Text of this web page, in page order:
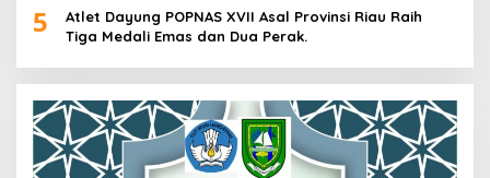
5
Atlet Dayung POPNAS XVII Asal Provinsi Riau Raih
Tiga Medali Emas dan Dua Perak.